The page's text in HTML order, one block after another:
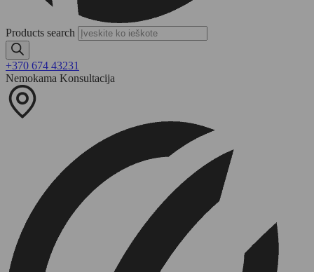
Products search
+370 674 43231
Nemokama Konsultacija